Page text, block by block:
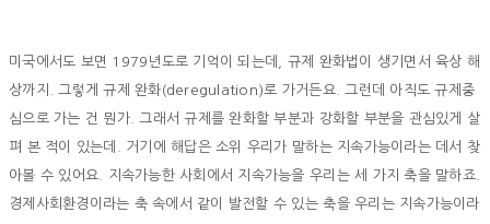
미국에서도 보면 1979년도로 기억이 되는데, 규제 완화법이 생기면서 육상 해
상까지. 그렇게 규제 완화(deregulation)로 가거든요. 그런데 아직도 규제중
심으로 가는 건 뭔가. 그래서 규제를 완화할 부분과 강화할 부분을 관심있게 살
펴 본 적이 있는데. 거기에 해답은 소위 우리가 말하는 지속가능이라는 데서 찾
아볼 수 있어요. 지속가능한 사회에서 지속가능을 우리는 세 가지 축을 말하죠.
경제사회환경이라는 축 속에서 같이 발전할 수 있는 축을 우리는 지속가능이라